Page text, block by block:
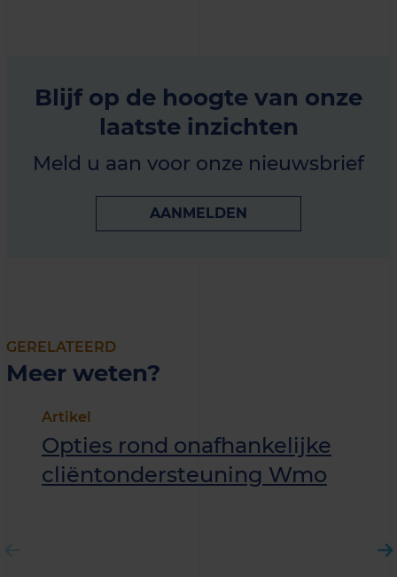
Blijf op de hoogte van onze
laatste inzichten
Meld u aan voor onze nieuwsbrief
AANMELDEN
GERELATEERD
Meer weten?
Artikel
Opties rond onafhankelijke
cliëntondersteuning Wmo